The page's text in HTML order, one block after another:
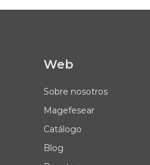
Web
Sobre nosotros
Magefesear
Catálogo
Blog